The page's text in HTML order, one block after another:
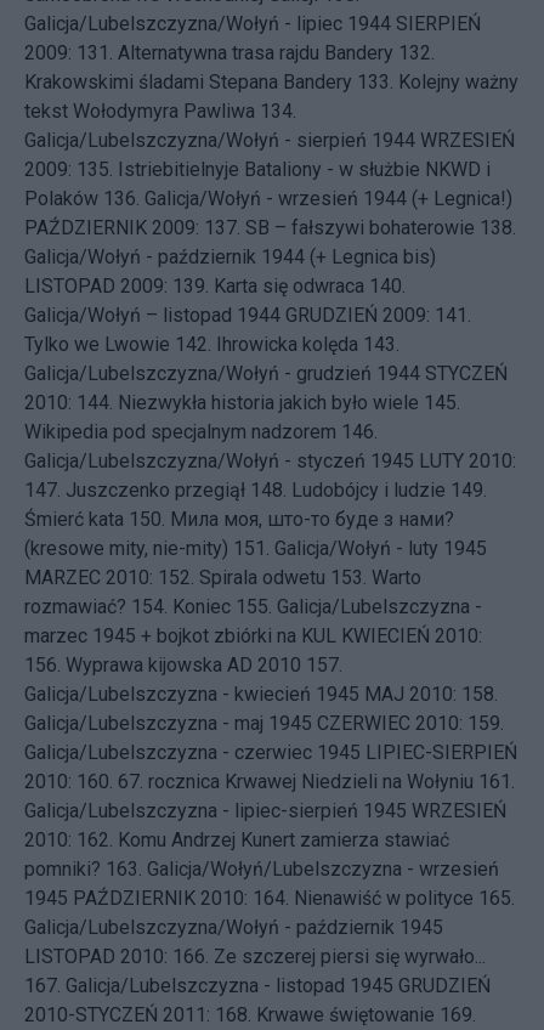
Galicja/Lubelszczyzna/Wołyń - lipiec 1944 SIERPIEŃ
2009: 131. Alternatywna trasa rajdu Bandery 132.
Krakowskimi śladami Stepana Bandery 133. Kolejny ważny
tekst Wołodymyra Pawliwa 134.
Galicja/Lubelszczyzna/Wołyń - sierpień 1944 WRZESIEŃ
2009: 135. Istriebitielnyje Bataliony - w służbie NKWD i
Polaków 136. Galicja/Wołyń - wrzesień 1944 (+ Legnica!)
PAŹDZIERNIK 2009: 137. SB – fałszywi bohaterowie 138.
Galicja/Wołyń - październik 1944 (+ Legnica bis)
LISTOPAD 2009: 139. Karta się odwraca 140.
Galicja/Wołyń – listopad 1944 GRUDZIEŃ 2009: 141.
Tylko we Lwowie 142. Ihrowicka kolęda 143.
Galicja/Lubelszczyzna/Wołyń - grudzień 1944 STYCZEŃ
2010: 144. Niezwykła historia jakich było wiele 145.
Wikipedia pod specjalnym nadzorem 146.
Galicja/Lubelszczyzna/Wołyń - styczeń 1945 LUTY 2010:
147. Juszczenko przegiął 148. Ludobójcy i ludzie 149.
Śmierć kata 150. Мила моя, што-то буде з нами?
(kresowe mity, nie-mity) 151. Galicja/Wołyń - luty 1945
MARZEC 2010: 152. Spirala odwetu 153. Warto
rozmawiać? 154. Koniec 155. Galicja/Lubelszczyzna -
marzec 1945 + bojkot zbiórki na KUL KWIECIEŃ 2010:
156. Wyprawa kijowska AD 2010 157.
Galicja/Lubelszczyzna - kwiecień 1945 MAJ 2010: 158.
Galicja/Lubelszczyzna - maj 1945 CZERWIEC 2010: 159.
Galicja/Lubelszczyzna - czerwiec 1945 LIPIEC-SIERPIEŃ
2010: 160. 67. rocznica Krwawej Niedzieli na Wołyniu 161.
Galicja/Lubelszczyzna - lipiec-sierpień 1945 WRZESIEŃ
2010: 162. Komu Andrzej Kunert zamierza stawiać
pomniki? 163. Galicja/Wołyń/Lubelszczyzna - wrzesień
1945 PAŹDZIERNIK 2010: 164. Nienawiść w polityce 165.
Galicja/Lubelszczyzna/Wołyń - październik 1945
LISTOPAD 2010: 166. Ze szczerej piersi się wyrwało...
167. Galicja/Lubelszczyzna - listopad 1945 GRUDZIEŃ
2010-STYCZEŃ 2011: 168. Krwawe świętowanie 169.